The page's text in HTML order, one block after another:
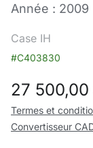
Année : 2009
Case IH
#C403830
27 500,00
Termes et
Convertisseur